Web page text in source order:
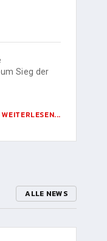
Sieg der
WEITERLESEN...
ALLE NEWS